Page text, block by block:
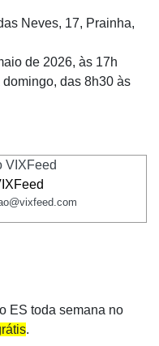
Neves, 17, Prainha,
de 2026, às 17h
das 8h30 às
ES toda semana no
.